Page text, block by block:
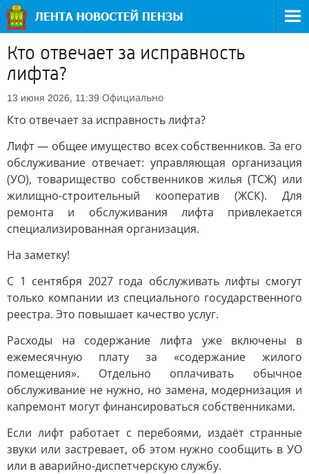
Кто отвечает за исправность
лифта?
13 июня 2026, 11:39 Официально
Кто отвечает за исправность лифта?
Лифт — общее имущество всех собственников. За его
обслуживание отвечает: управляющая организация
(УО), товарищество собственников жилья (ТСЖ) или
жилищно-строительный кооператив (ЖСК). Для
ремонта и обслуживания лифта привлекается
специализированная организация.
На заметку!
С 1 сентября 2027 года обслуживать лифты смогут
только компании из специального государственного
реестра. Это повышает качество услуг.
Расходы на содержание лифта уже включены в
ежемесячную плату за «содержание жилого
помещения». Отдельно оплачивать обычное
обслуживание не нужно, но замена, модернизация и
капремонт могут финансироваться собственниками.
Если лифт работает с перебоями, издаёт странные
звуки или застревает, об этом нужно сообщить в УО
или в аварийно-диспетчерскую службу.